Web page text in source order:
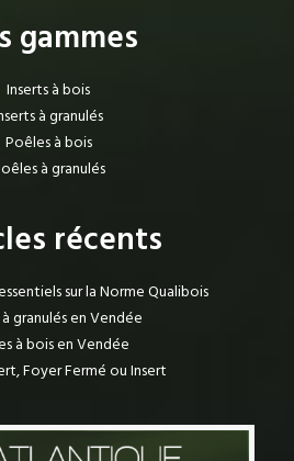
gammes
Inserts à bois
à granulés
Poêles à bois
à granulés
récents
sur la Norme Qualibois
granulés en Vendée
à bois en Vendée
Foyer Fermé ou Insert